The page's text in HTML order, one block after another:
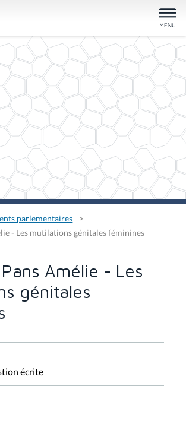
parlementaires
- Les mutilations génitales féminines
Amélie - Les
génitales
écrite